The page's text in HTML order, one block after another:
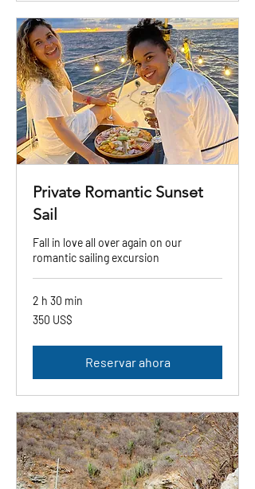
Private Romantic Sunset
Sail
Fall in love all over again on our
romantic sailing excursion
2 h 30 min
350
dólares
350 US$
Reservar ahora